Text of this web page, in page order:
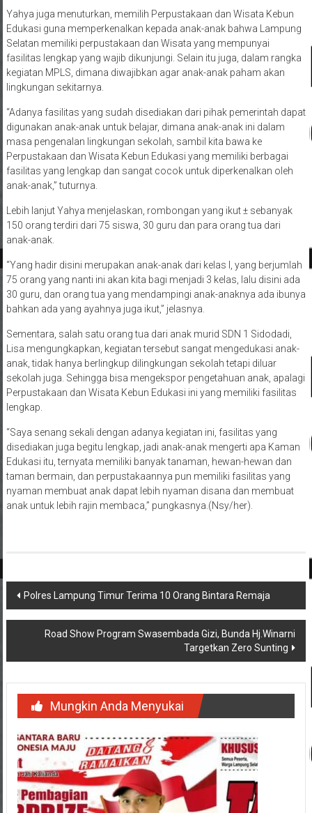
wajib diikuti,” ujar Yahya.
Yahya juga menuturkan, memilih Perpustakaan dan Wisata Kebun
Edukasi guna memperkenalkan kepada anak-anak bahwa Lampung
Selatan memiliki perpustakaan dan Wisata yang mempunyai
fasilitas lengkap yang wajib dikunjungi. Selain itu juga, dalam rangka
lingkungan sekitarnya.
“Adanya fasilitas yang sudah disediakan dari pihak pemerintah dapat
digunakan anak-anak untuk belajar, dimana anak-anak ini dalam
masa pengenalan lingkungan sekolah, sambil kita bawa ke
Perpustakaan dan Wisata Kebun Edukasi yang memiliki berbagai
anak-anak,” tuturnya.
Lebih lanjut Yahya menjelaskan, rombongan yang ikut ± sebanyak
anak-anak.
“Yang hadir disini merupakan anak-anak dari kelas I, yang berjumlah
75 orang yang nanti ini akan kita bagi menjadi 3 kelas, lalu disini ada
bahkan ada yang ayahnya juga ikut,” jelasnya.
Sementara, salah satu orang tua dari anak murid SDN 1 Sidodadi,
Lisa mengungkapkan, kegiatan tersebut sangat mengedukasi anak-
anak, tidak hanya berlingkup dilingkungan sekolah tetapi diluar
sekolah juga. Sehingga bisa mengekspor pengetahuan anak, apalagi
lengkap.
“Saya senang sekali dengan adanya kegiatan ini, fasilitas yang
disediakan juga begitu lengkap, jadi anak-anak mengerti apa Kaman
Edukasi itu, ternyata memiliki banyak tanaman, hewan-hewan dan
taman bermain, dan perpustakaannya pun memiliki fasilitas yang
Navigasi
Road Show Program Swasembada Gizi, Bunda Hj.Winarni
Mungkin Anda Menyukai